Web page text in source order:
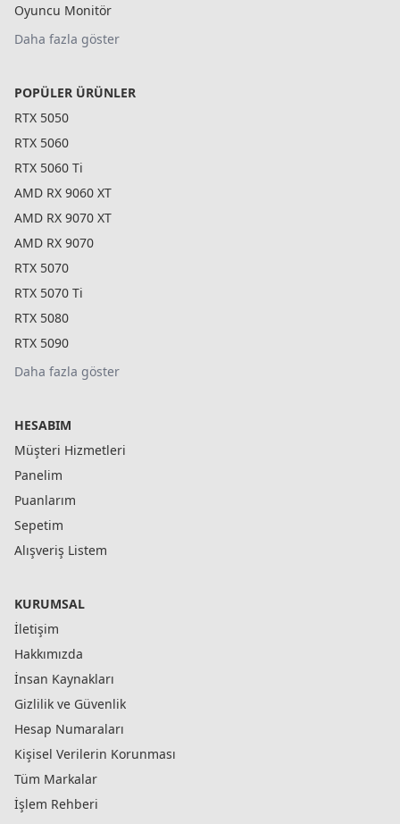
Oyuncu Monitör
Daha fazla göster
POPÜLER ÜRÜNLER
RTX 5050
RTX 5060
RTX 5060 Ti
AMD RX 9060 XT
AMD RX 9070 XT
AMD RX 9070
RTX 5070
RTX 5070 Ti
RTX 5080
RTX 5090
Daha fazla göster
HESABIM
Müşteri Hizmetleri
Panelim
Puanlarım
Sepetim
Alışveriş Listem
KURUMSAL
İletişim
Hakkımızda
İnsan Kaynakları
Gizlilik ve Güvenlik
Hesap Numaraları
Kişisel Verilerin Korunması
Tüm Markalar
İşlem Rehberi